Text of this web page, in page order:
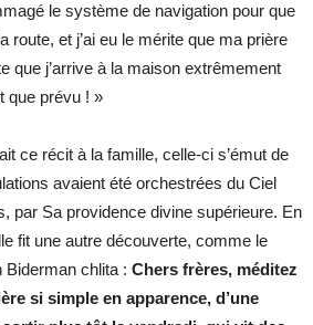
le système de navigation pour que
route, et j’ai eu le mérite que ma prière
que j’arrive à la maison extrêmement
que prévu ! »
ce récit à la famille, celle-ci s’émut de
avaient été orchestrées du Ciel
par Sa providence divine supérieure. En
fit une autre découverte, comme le
Biderman chlita : Chers frères, méditez
si simple en apparence, d’une